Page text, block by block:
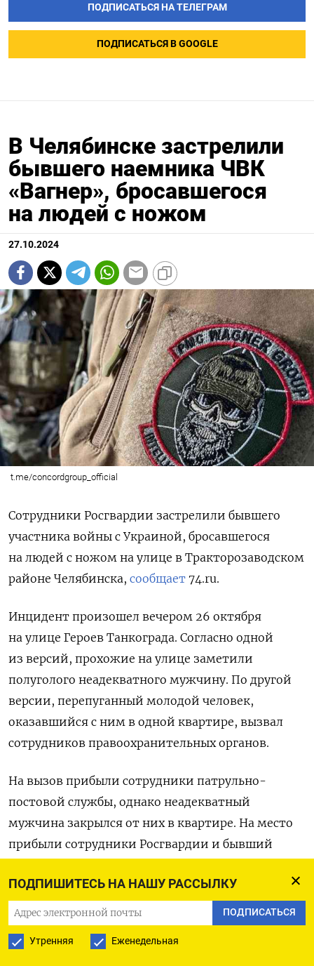
ПОДПИШИТЕСЬ НА НАШУ РАССЫЛКУ
ПОДПИСАТЬСЯ
Утренняя Еженедельная
ПОДПИСАТЬСЯ НА ТЕЛЕГРАМ
ПОДПИСАТЬСЯ В GOOGLE
В Челябинске застрелили
бывшего наемника ЧВК
«Вагнер», бросавшегося
на людей с ножом
27.10.2024
t.me/concordgroup_official
Сотрудники Росгвардии застрелили бывшего
участника войны с Украиной, бросавшегося
на людей с ножом на улице в Тракторозаводском
районе Челябинска, сообщает 74.ru.
Инцидент произошел вечером 26 октября
на улице Героев Танкограда. Согласно одной
из версий, прохожие на улице заметили
полуголого неадекватного мужчину. По другой
версии, перепуганный молодой человек,
оказавшийся с ним в одной квартире, вызвал
сотрудников правоохранительных органов.
На вызов прибыли сотрудники патрульно-
постовой службы, однако неадекватный
мужчина закрылся от них в квартире. На место
прибыли сотрудники Росгвардии и бывший
сделали предупредительный выстрел, а затем
применили оружие против нападавшего.
По данным информированного источника